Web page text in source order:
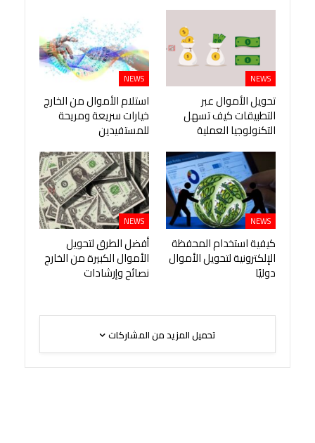
NEWS
تحويل الأموال عبر
التطبيقات كيف تسهل
التكنولوجيا العملية
NEWS
استلام الأموال من الخارج
خيارات سريعة ومريحة
للمستفيدين
NEWS
كيفية استخدام المحفظة
الإلكترونية لتحويل الأموال
دوليًا
NEWS
أفضل الطرق لتحويل
الأموال الكبيرة من الخارج
نصائح وإرشادات
تحميل المزيد من المشاركات